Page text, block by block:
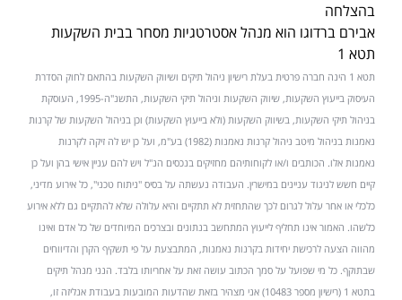
בהצלחה
אבירם ברדוגו הוא מנהל אסטרטגיות מסחר בבית השקעות
תטא 1
תטא 1 הינה חברה פרטית בעלת רישיון ניהול תיקים ושיווק השקעות בהתאם לחוק הסדרת
העיסוק בייעוץ השקעות, שיווק השקעות וניהול תיקי השקעות, התשנ"ה-1995, העוסקת
בניהול תיקי השקעות, בשיווק השקעות (ולא בייעוץ השקעות) וכן בניהול השקעות של קרנות
נאמנות בניהול מיטב ניהול קרנות נאמנות (1982) בע"מ, ועל כן יש לה זיקה לקרנות
נאמנות אלו. הכותבים ו/או לקוחותיהם מחזיקים בנכסים הנ"ל ויש להם עניין אישי בהן ועל כן
קיים חשש לניגוד עניינים במישרין. העבודה נעשתה על בסיס "ניתוח טכני", כל אירוע מדיני,
כלכלי או אחר עלול לגרום לכך שהתחזית לא תתקיים והיא עלולה שלא להתקיים גם ללא אירוע
כלשהו. האמור אינו תחליף לייעוץ המתחשב בנתונים ובצרכים המיוחדים של כל אדם ואינו
מהווה הצעה לרכישת יחידות בקרנות נאמנות, המתבצעת על פי תשקיף הקרן והדיווחים
שבתוקף. כל מי שפועל על סמך הכתוב עושה זאת על אחריותו בלבד. הנני מנהל תיקים
בתטא 1 (רישיון מספר 10483) אני מצהיר בזאת שהדעות המובעות בעבודת אנליזה זו,